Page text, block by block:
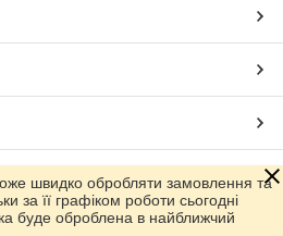
Prom.ua
швидко обробляти замовлення та
за її графіком роботи сьогодні
буде оброблена в найближчий